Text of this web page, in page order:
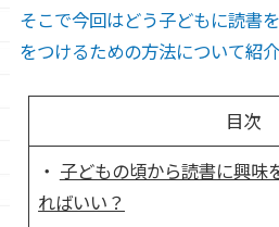
そこで今回はどう子どもに読書
をつけるための方法について紹介
目次
子どもの頃から読書に興味
ればいい？